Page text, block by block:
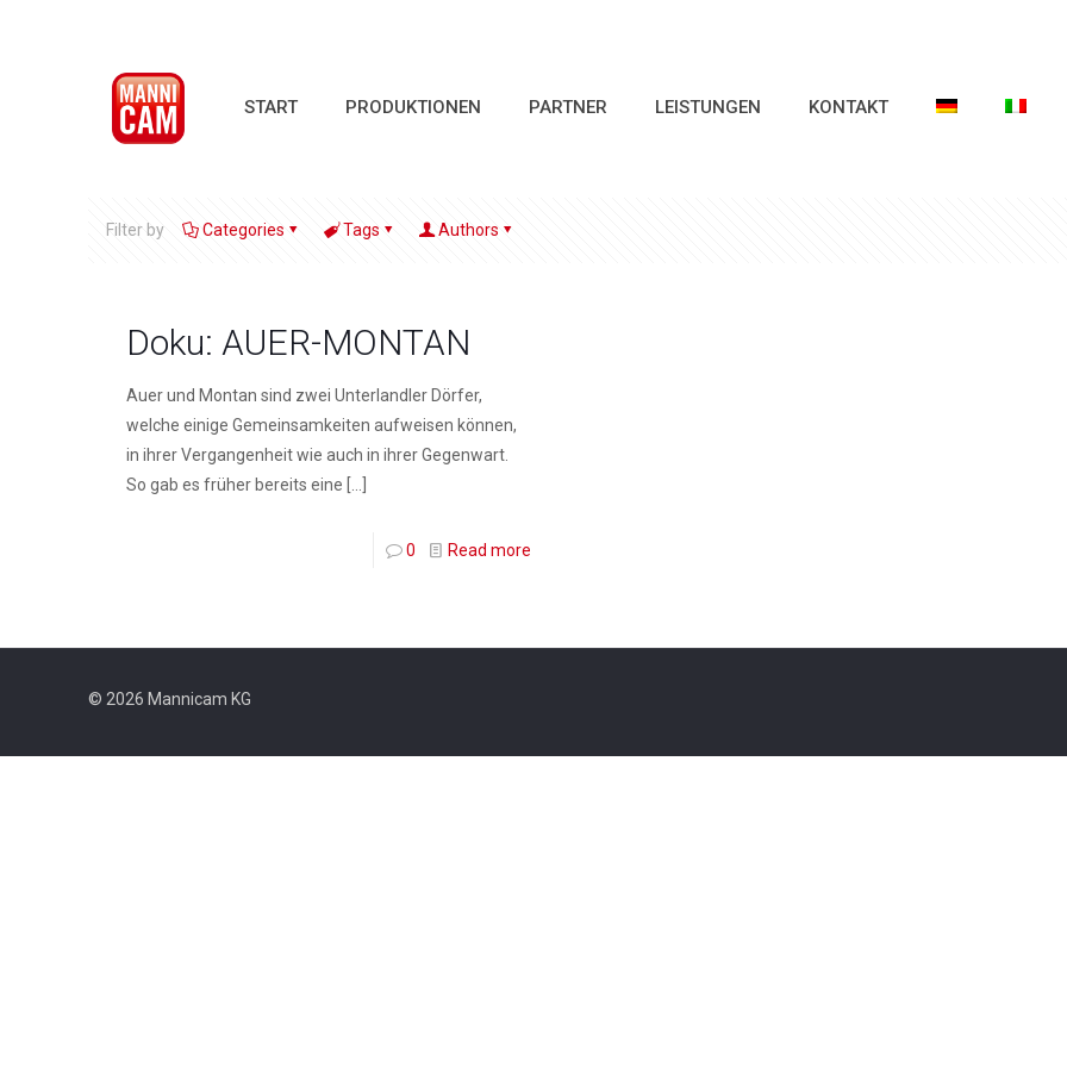
START PRODUKTIONEN PARTNER LEISTUNGEN KONTAKT
Filter by Categories Tags Authors
Doku: AUER-MONTAN
Auer und Montan sind zwei Unterlandler Dörfer,
welche einige Gemeinsamkeiten aufweisen können,
in ihrer Vergangenheit wie auch in ihrer Gegenwart.
So gab es früher bereits eine
0 Read more
© 2026 Mannicam KG